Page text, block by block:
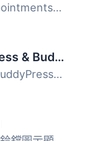
WP BASE Booking of Appointments, Services and Events 是一...
Match Me for BuddyPress & BuddyBoss
Match Me 是一款適用於 BuddyPress 與 BuddyBoss 的會員配對...